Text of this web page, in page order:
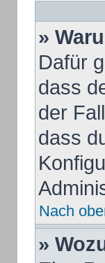
»
Dafür
dass
der
dass
Nach
»